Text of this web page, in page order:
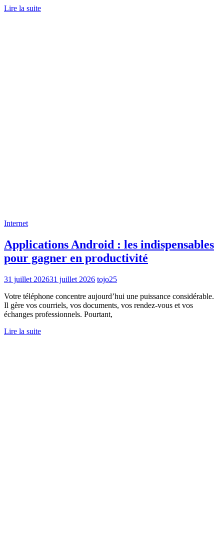
Lire la suite
Internet
Applications Android : les indispensables
pour gagner en productivité
31 juillet 202631 juillet 2026 tojo25
Votre téléphone concentre aujourd’hui une puissance considérable.
Il gère vos courriels, vos documents, vos rendez-vous et vos
échanges professionnels. Pourtant,
Lire la suite